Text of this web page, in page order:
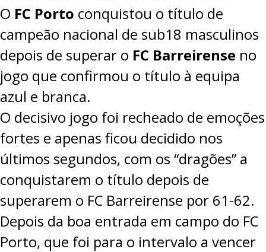
O FC Porto conquistou o título de
campeão nacional de sub18 masculinos
depois de superar o FC Barreirense no
jogo que confirmou o título à equipa
azul e branca.
O decisivo jogo foi recheado de emoções
fortes e apenas ficou decidido nos
últimos segundos, com os “dragões” a
conquistarem o título depois de
superarem o FC Barreirense por 61-62.
Depois da boa entrada em campo do FC
Porto, que foi para o intervalo a vencer